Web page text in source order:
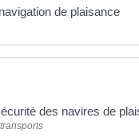
de plaisance
des navires de